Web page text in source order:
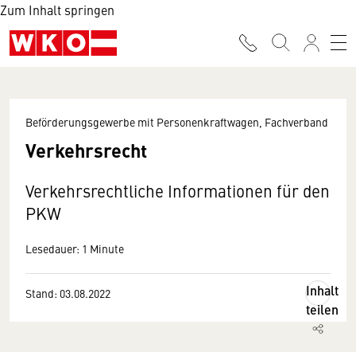
Zum Inhalt springen
Beförderungsgewerbe mit Personenkraftwagen, Fachverband
Verkehrsrecht
Verkehrsrechtliche Informationen für den
PKW
Lesedauer: 1 Minute
Stand: 03.08.2022
Inhalt
teilen